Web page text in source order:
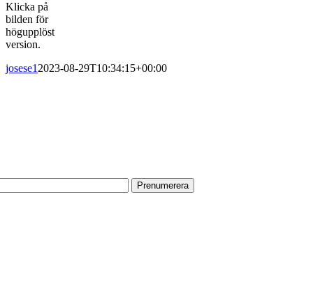
Klicka på
bilden för
högupplöst
version.
josese1 2023-08-29T10:34:15+00:00